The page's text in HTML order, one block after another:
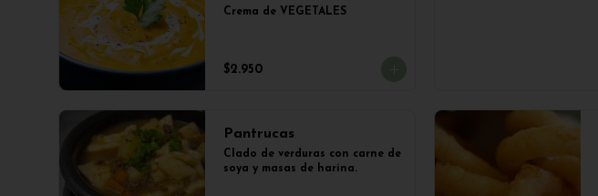
Crema de VEGETALES
$2.950
Pantrucas
Clado de verduras con carne de
soya y masas de harina.